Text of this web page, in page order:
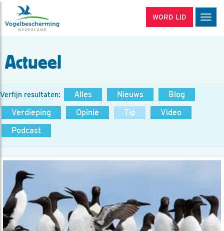
WORD LID
Actueel
Verfijn resultaten: Alles Nieuws
Blog
Verdieping
Opinie Tip
Video
Podcast